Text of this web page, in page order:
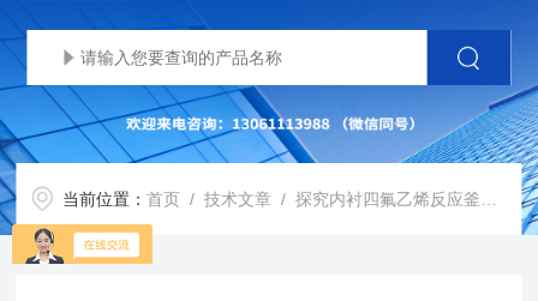
当前位置：首页 /技术文章 / 探究内衬四氟乙烯反应釜在高温高压工况下的性能表现